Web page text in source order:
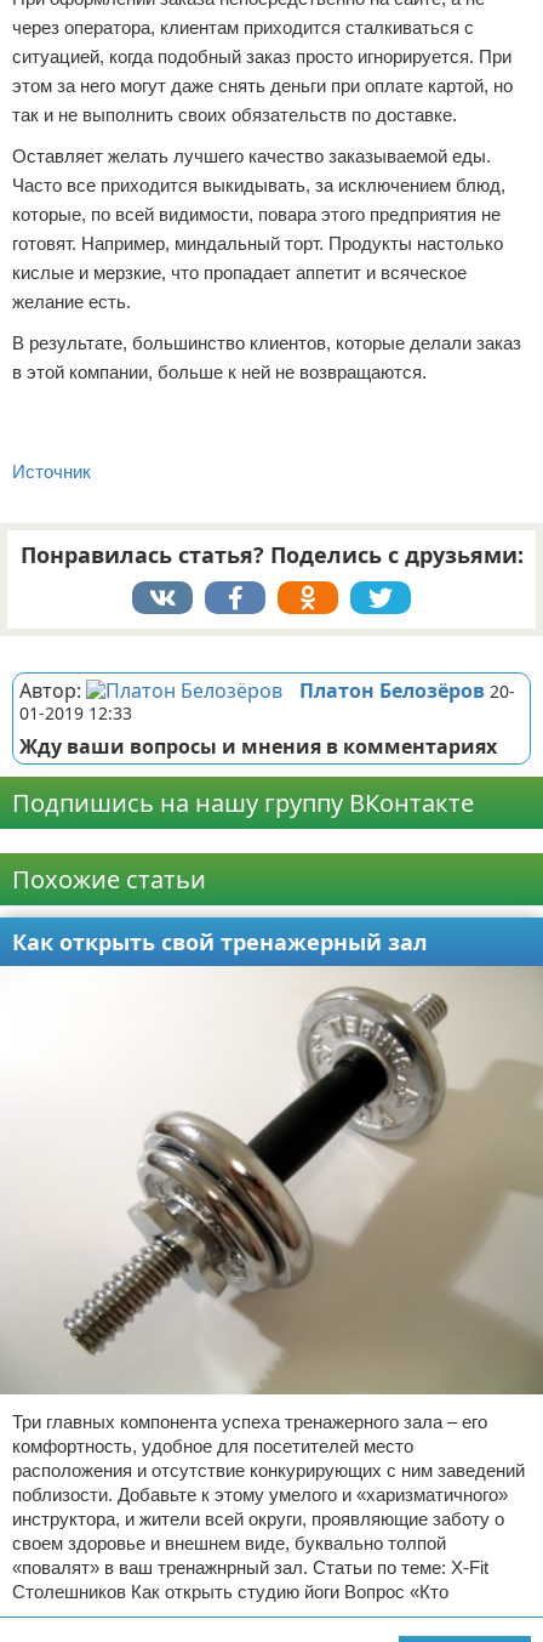
через оператора, клиентам приходится сталкиваться с
ситуацией, когда подобный заказ просто игнорируется. При
этом за него могут даже снять деньги при оплате картой, но
так и не выполнить своих обязательств по доставке.
Оставляет желать лучшего качество заказываемой еды.
Часто все приходится выкидывать, за исключением блюд,
которые, по всей видимости, повара этого предприятия не
готовят. Например, миндальный торт. Продукты настолько
кислые и мерзкие, что пропадает аппетит и всяческое
желание есть.
В результате, большинство клиентов, которые делали заказ
в этой компании, больше к ней не возвращаются.
Источник
Понравилась статья? Поделись с друзьями:
Автор: Платон Белозёров 20-
01-2019 12:33
Жду ваши вопросы и мнения в комментариях
Подпишись на нашу группу ВКонтакте
Похожие статьи
Как открыть свой тренажерный зал
Три главных компонента успеха тренажерного зала – его
комфортность, удобное для посетителей место
расположения и отсутствие конкурирующих с ним заведений
поблизости. Добавьте к этому умелого и «харизматичного»
инструктора, и жители всей округи, проявляющие заботу о
своем здоровье и внешнем виде, буквально толпой
«повалят» в ваш тренажнрный зал. Статьи по теме: X-Fit
Столешников Как открыть студию йоги Вопрос «Кто